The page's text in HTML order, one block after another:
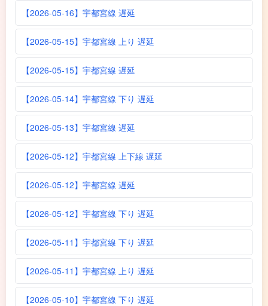
【2026-05-16】宇都宮線 遅延
【2026-05-15】宇都宮線 上り 遅延
【2026-05-15】宇都宮線 遅延
【2026-05-14】宇都宮線 下り 遅延
【2026-05-13】宇都宮線 遅延
【2026-05-12】宇都宮線 上下線 遅延
【2026-05-12】宇都宮線 遅延
【2026-05-12】宇都宮線 下り 遅延
【2026-05-11】宇都宮線 下り 遅延
【2026-05-11】宇都宮線 上り 遅延
【2026-05-10】宇都宮線 下り 遅延